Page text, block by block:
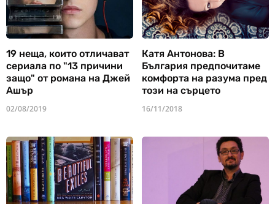
19 неща, които отличават
сериала по "13 причини
защо" от романа на Джей
Ашър
02/08/2019
Катя Антонова: В
България предпочитаме
комфорта на разума пред
този на сърцето
16/11/2018